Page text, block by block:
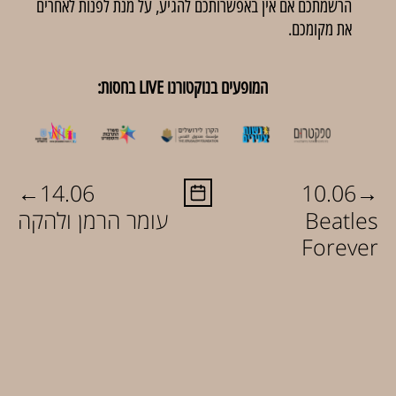
הרשמתכם אם אין באפשרותכם להגיע, על מנת לפנות לאחרים
את מקומכם.
המופעים בנוקטורנו LIVE בחסות:
← 14.06
עומר הרמן ולהקה
10.06→
Beatles
Forever